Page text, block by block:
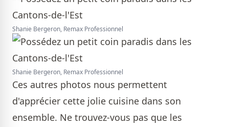
Shanie Bergeron, Remax Professionnel
Shanie Bergeron, Remax Professionnel
Ces autres photos nous permettent
d'apprécier cette jolie cuisine dans son
ensemble. Ne trouvez-vous pas que les